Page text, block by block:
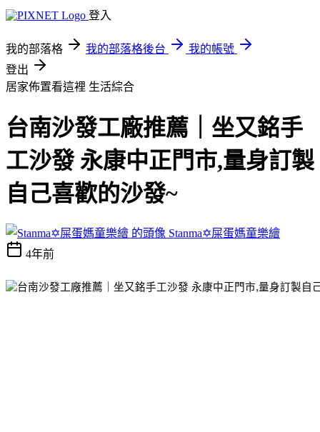
登入
我的部落格 我的部落格後台
我的帳號
登出
居家佈置看這裡 生活綜合
台南沙發工廠推薦｜坐又銘手
工沙發 永康中正門市,量身訂製
自己喜歡的沙發~
Stanma✡屎蛋媽童樂繪
4年前